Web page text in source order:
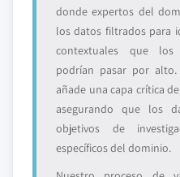
donde expertos del
los datos filtrados para
contextuales que los
podrían pasar por alto.
añade una capa crítica
asegurando que los
objetivos de
específicos del dominio.